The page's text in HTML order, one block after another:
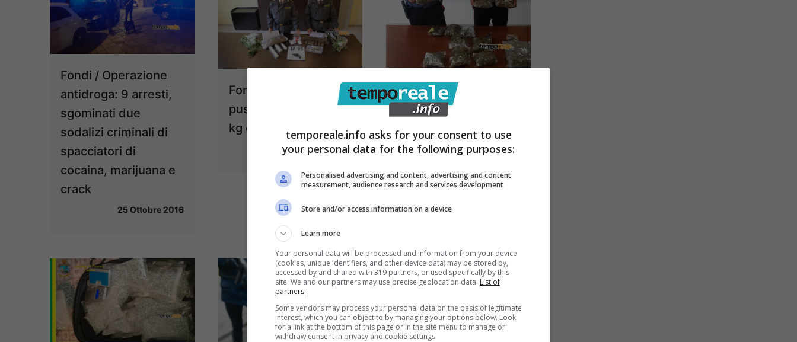
Fondi / Operazione
antidroga: 9 arresti,
sgominati due
sodalizi criminali di
spacciatori di
cocaina, marijuana e
crack
25 Ottobre 2016
Fondi / Arrestato
pusher con quasi 3
kg di droga
11 Ottobre 2016
Aprilia / Cocaina,
hashish e marijuana
in casa: arrestata una
22 Settembre 2016
temporeale.info asks for your consent to use
your personal data for the following purposes:
Personalised advertising and content, advertising and content
measurement, audience research and services development
Store and/or access information on a device
Learn more
Your personal data will be processed and information from your device
(cookies, unique identifiers, and other device data) may be stored by,
accessed by and shared with 319 partners, or used specifically by this
site. We and our partners may use precise geolocation data. List of
partners.
Some vendors may process your personal data on the basis of legitimate
interest, which you can object to by managing your options below. Look
for a link at the bottom of this page or in the site menu to manage or
withdraw consent in privacy and cookie settings.